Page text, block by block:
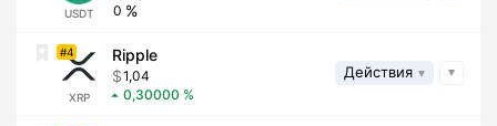
USDT
0
4
XRP
Ripple
1,04
0,30000
Действия